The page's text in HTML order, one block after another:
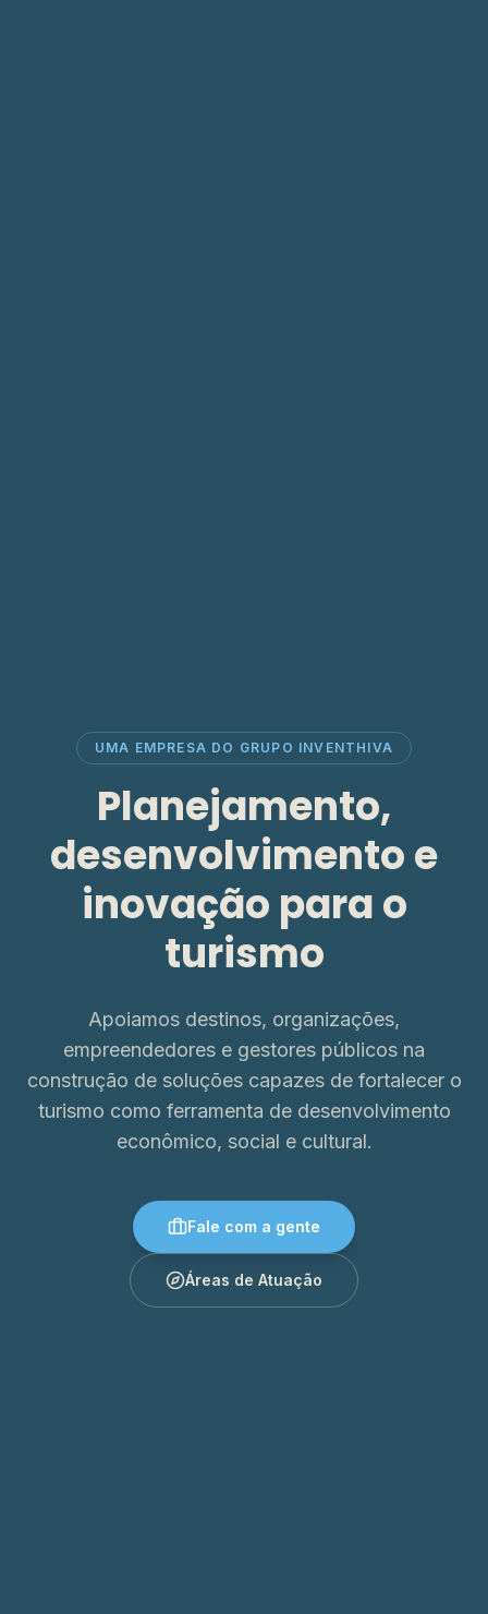
UMA EMPRESA DO GRUPO INVENTHIVA
Planejamento,
desenvolvimento e
inovação para o
turismo
Apoiamos destinos, organizações,
empreendedores e gestores públicos na
construção de soluções capazes de fortalecer o
turismo como ferramenta de desenvolvimento
econômico, social e cultural.
Fale com a gente
Áreas de Atuação